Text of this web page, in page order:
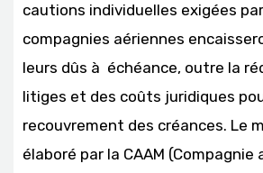
cautions individuelles exigées par
compagnies aériennes
leurs dûs à échéance, outre la
litiges et des coûts juridiques
recouvrement des créances. Le
élaboré par la CAAM (Compagnie